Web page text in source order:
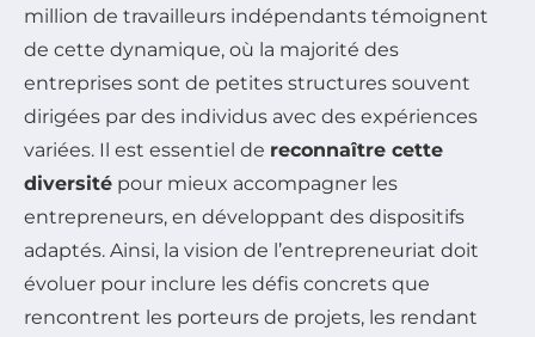
million de travailleurs indépendants témoignent
de cette dynamique, où la majorité des
entreprises sont de petites structures souvent
dirigées par des individus avec des expériences
variées. Il est essentiel de reconnaître cette
diversité pour mieux accompagner les
entrepreneurs, en développant des dispositifs
adaptés. Ainsi, la vision de l’entrepreneuriat doit
évoluer pour inclure les défis concrets que
rencontrent les porteurs de projets, les rendant